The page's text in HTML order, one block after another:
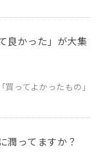
良かった」が大集
買ってよかったもの」
潤ってますか？